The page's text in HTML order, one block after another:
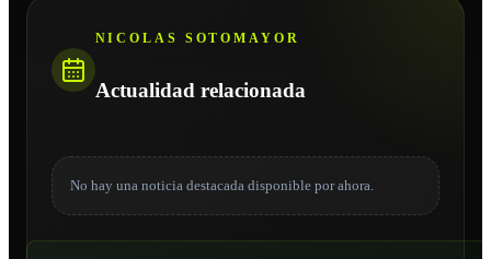
NICOLAS SOTOMAYOR
Actualidad relacionada
No hay una noticia destacada disponible por ahora.